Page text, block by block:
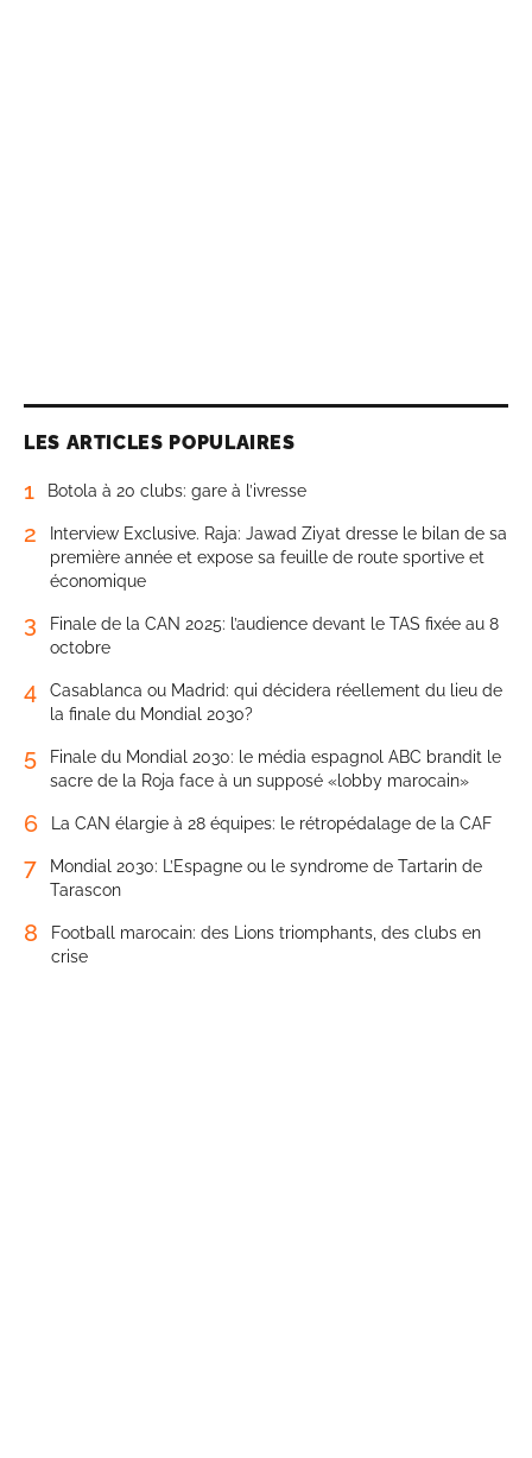
LES ARTICLES POPULAIRES
1 Botola à 20 clubs: gare à l’ivresse
2
Interview Exclusive. Raja: Jawad Ziyat dresse le bilan de sa
première année et expose sa feuille de route sportive et
économique
3
Finale de la CAN 2025: l’audience devant le TAS fixée au 8
octobre
4
Casablanca ou Madrid: qui décidera réellement du lieu de
la finale du Mondial 2030?
5
Finale du Mondial 2030: le média espagnol ABC brandit le
sacre de la Roja face à un supposé «lobby marocain»
6 La CAN élargie à 28 équipes: le rétropédalage de la CAF
7
Mondial 2030: L’Espagne ou le syndrome de Tartarin de
Tarascon
8
Football marocain: des Lions triomphants, des clubs en
crise